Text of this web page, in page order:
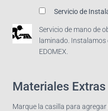
Servicio de
Servicio de mano de
laminado. Instalamos
EDOMEX.
Materiales Extras
Marque la casilla para